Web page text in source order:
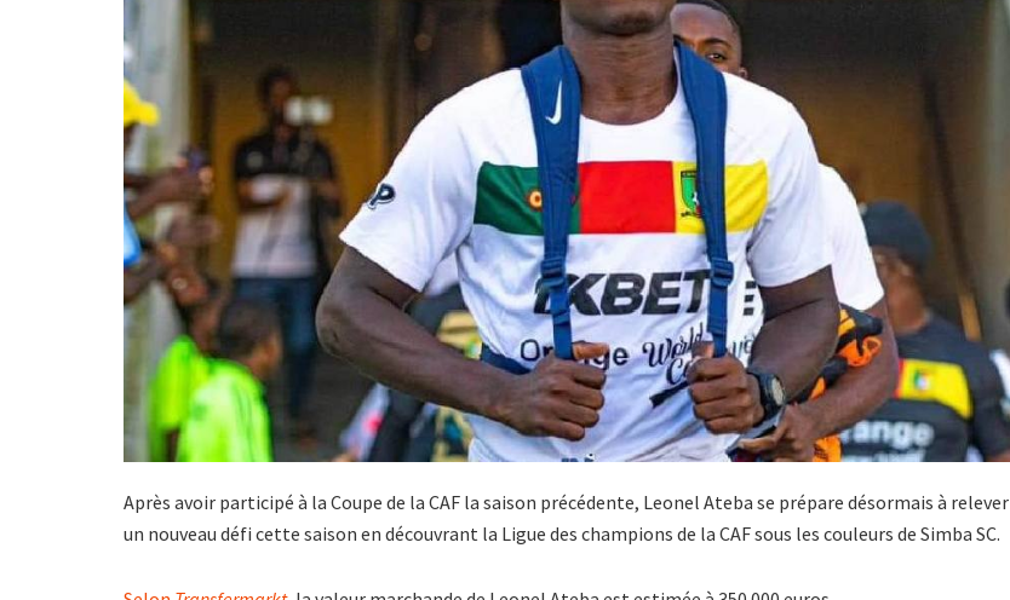
Après avoir participé à la Coupe de la CAF la saison précédente, Leonel Ateba se prépare désormais à relever
un nouveau défi cette saison en découvrant la Ligue des champions de la CAF sous les couleurs de Simba SC.